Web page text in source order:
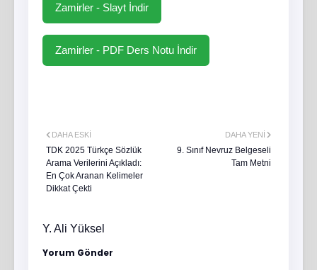
Zamirler - Slayt İndir
Zamirler - PDF Ders Notu İndir
DAHA YENI
9. Sınıf Nevruz Belgeseli
Tam Metni
DAHA ESKI
TDK 2025 Türkçe Sözlük
Arama Verilerini Açıkladı:
En Çok Aranan Kelimeler
Dikkat Çekti
Y. Ali Yüksel
Yorum Gönder